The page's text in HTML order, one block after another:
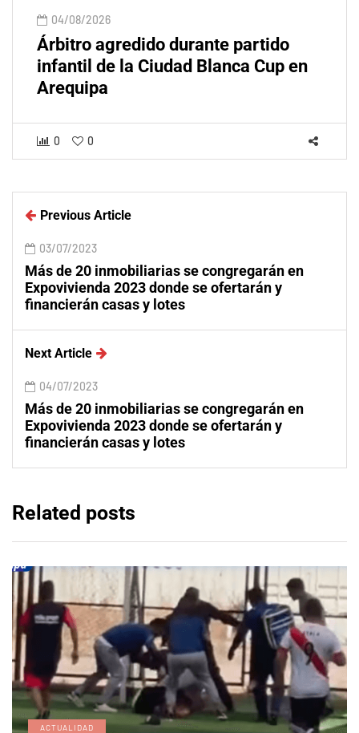
04/08/2026
Árbitro agredido durante partido
infantil de la Ciudad Blanca Cup en
Arequipa
0 0
Previous Article
03/07/2023
Más de 20 inmobiliarias se congregarán en
Expovivienda 2023 donde se ofertarán y
financierán casas y lotes
Next Article
04/07/2023
Más de 20 inmobiliarias se congregarán en
Expovivienda 2023 donde se ofertarán y
financierán casas y lotes
Related posts
ACTUALIDAD